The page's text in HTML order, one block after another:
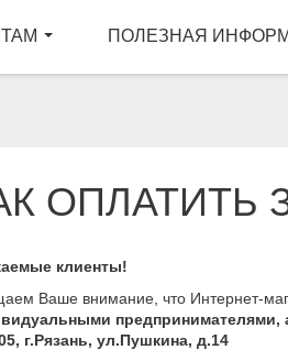
ПОЛЕЗНАЯ
ОПЛАТИТЬ
клиенты!
Ваше внимание, что Интернет-
предпринимателями,
г.Рязань, ул.Пушкина, д.14